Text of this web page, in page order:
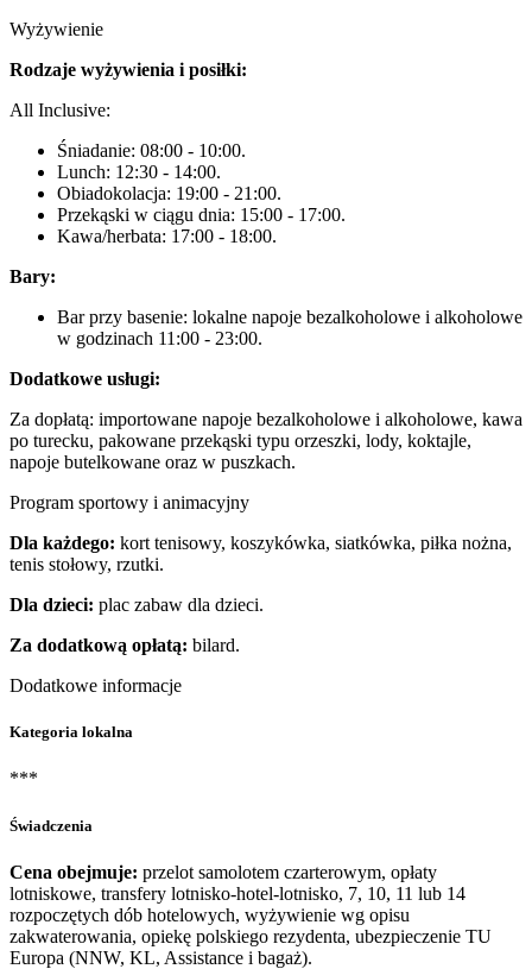
Wyżywienie
Rodzaje wyżywienia i posiłki:
All Inclusive:
Śniadanie: 08:00 - 10:00.
Lunch: 12:30 - 14:00.
Obiadokolacja: 19:00 - 21:00.
Przekąski w ciągu dnia: 15:00 - 17:00.
Kawa/herbata: 17:00 - 18:00.
Bary:
Bar przy basenie: lokalne napoje bezalkoholowe i alkoholowe
w godzinach 11:00 - 23:00.
Dodatkowe usługi:
Za dopłatą: importowane napoje bezalkoholowe i alkoholowe, kawa
po turecku, pakowane przekąski typu orzeszki, lody, koktajle,
napoje butelkowane oraz w puszkach.
Program sportowy i animacyjny
Dla każdego: kort tenisowy, koszykówka, siatkówka, piłka nożna,
tenis stołowy, rzutki.
Dla dzieci: plac zabaw dla dzieci.
Za dodatkową opłatą: bilard.
Dodatkowe informacje
Kategoria lokalna
***
Świadczenia
Cena obejmuje: przelot samolotem czarterowym, opłaty
lotniskowe, transfery lotnisko-hotel-lotnisko, 7, 10, 11 lub 14
rozpoczętych dób hotelowych, wyżywienie wg opisu
zakwaterowania, opiekę polskiego rezydenta, ubezpieczenie TU
Europa (NNW, KL, Assistance i bagaż).